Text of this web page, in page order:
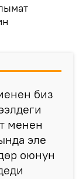
биз
менен
эле
оюнун